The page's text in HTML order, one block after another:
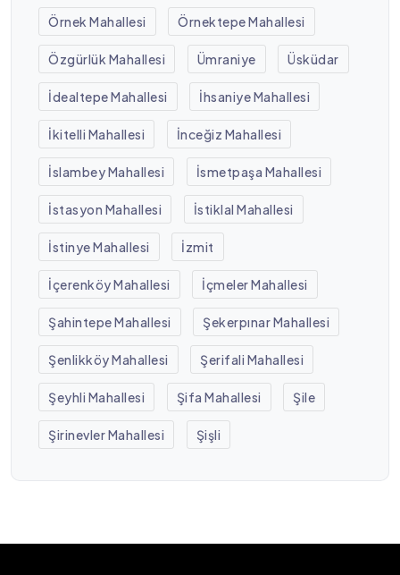
Örnek Mahallesi Örnektepe Mahallesi
Özgürlük Mahallesi Ümraniye Üsküdar
İdealtepe Mahallesi İhsaniye Mahallesi
İkitelli Mahallesi İnceğiz Mahallesi
İslambey Mahallesi İsmetpaşa Mahallesi
İstasyon Mahallesi İstiklal Mahallesi
İstinye Mahallesi İzmit
İçerenköy Mahallesi İçmeler Mahallesi
Şahintepe Mahallesi Şekerpınar Mahallesi
Şenlikköy Mahallesi Şerifali Mahallesi
Şeyhli Mahallesi Şifa Mahallesi Şile
Şirinevler Mahallesi Şişli